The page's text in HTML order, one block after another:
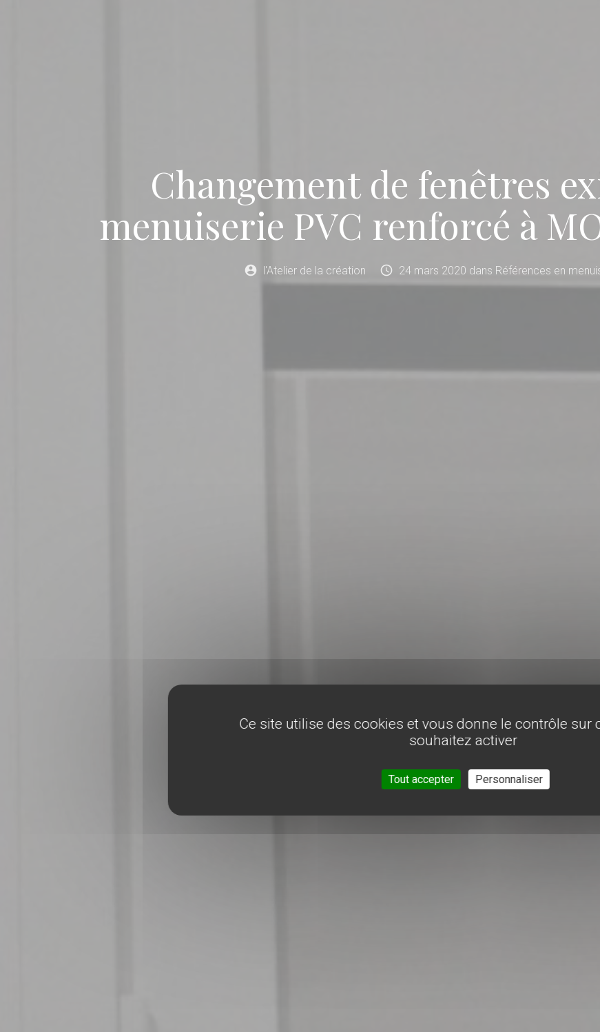
Changement de fenêtres
menuiserie PVC renforcé à
account_circle l'Atelier de la création schedule 24 mars 2020 dans Références en
Ce site utilise des cookies et vous donne le contrôle sur
souhaitez activer
Tout accepter Personnaliser